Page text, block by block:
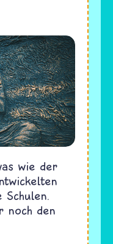
wie der
Schulen.
noch den